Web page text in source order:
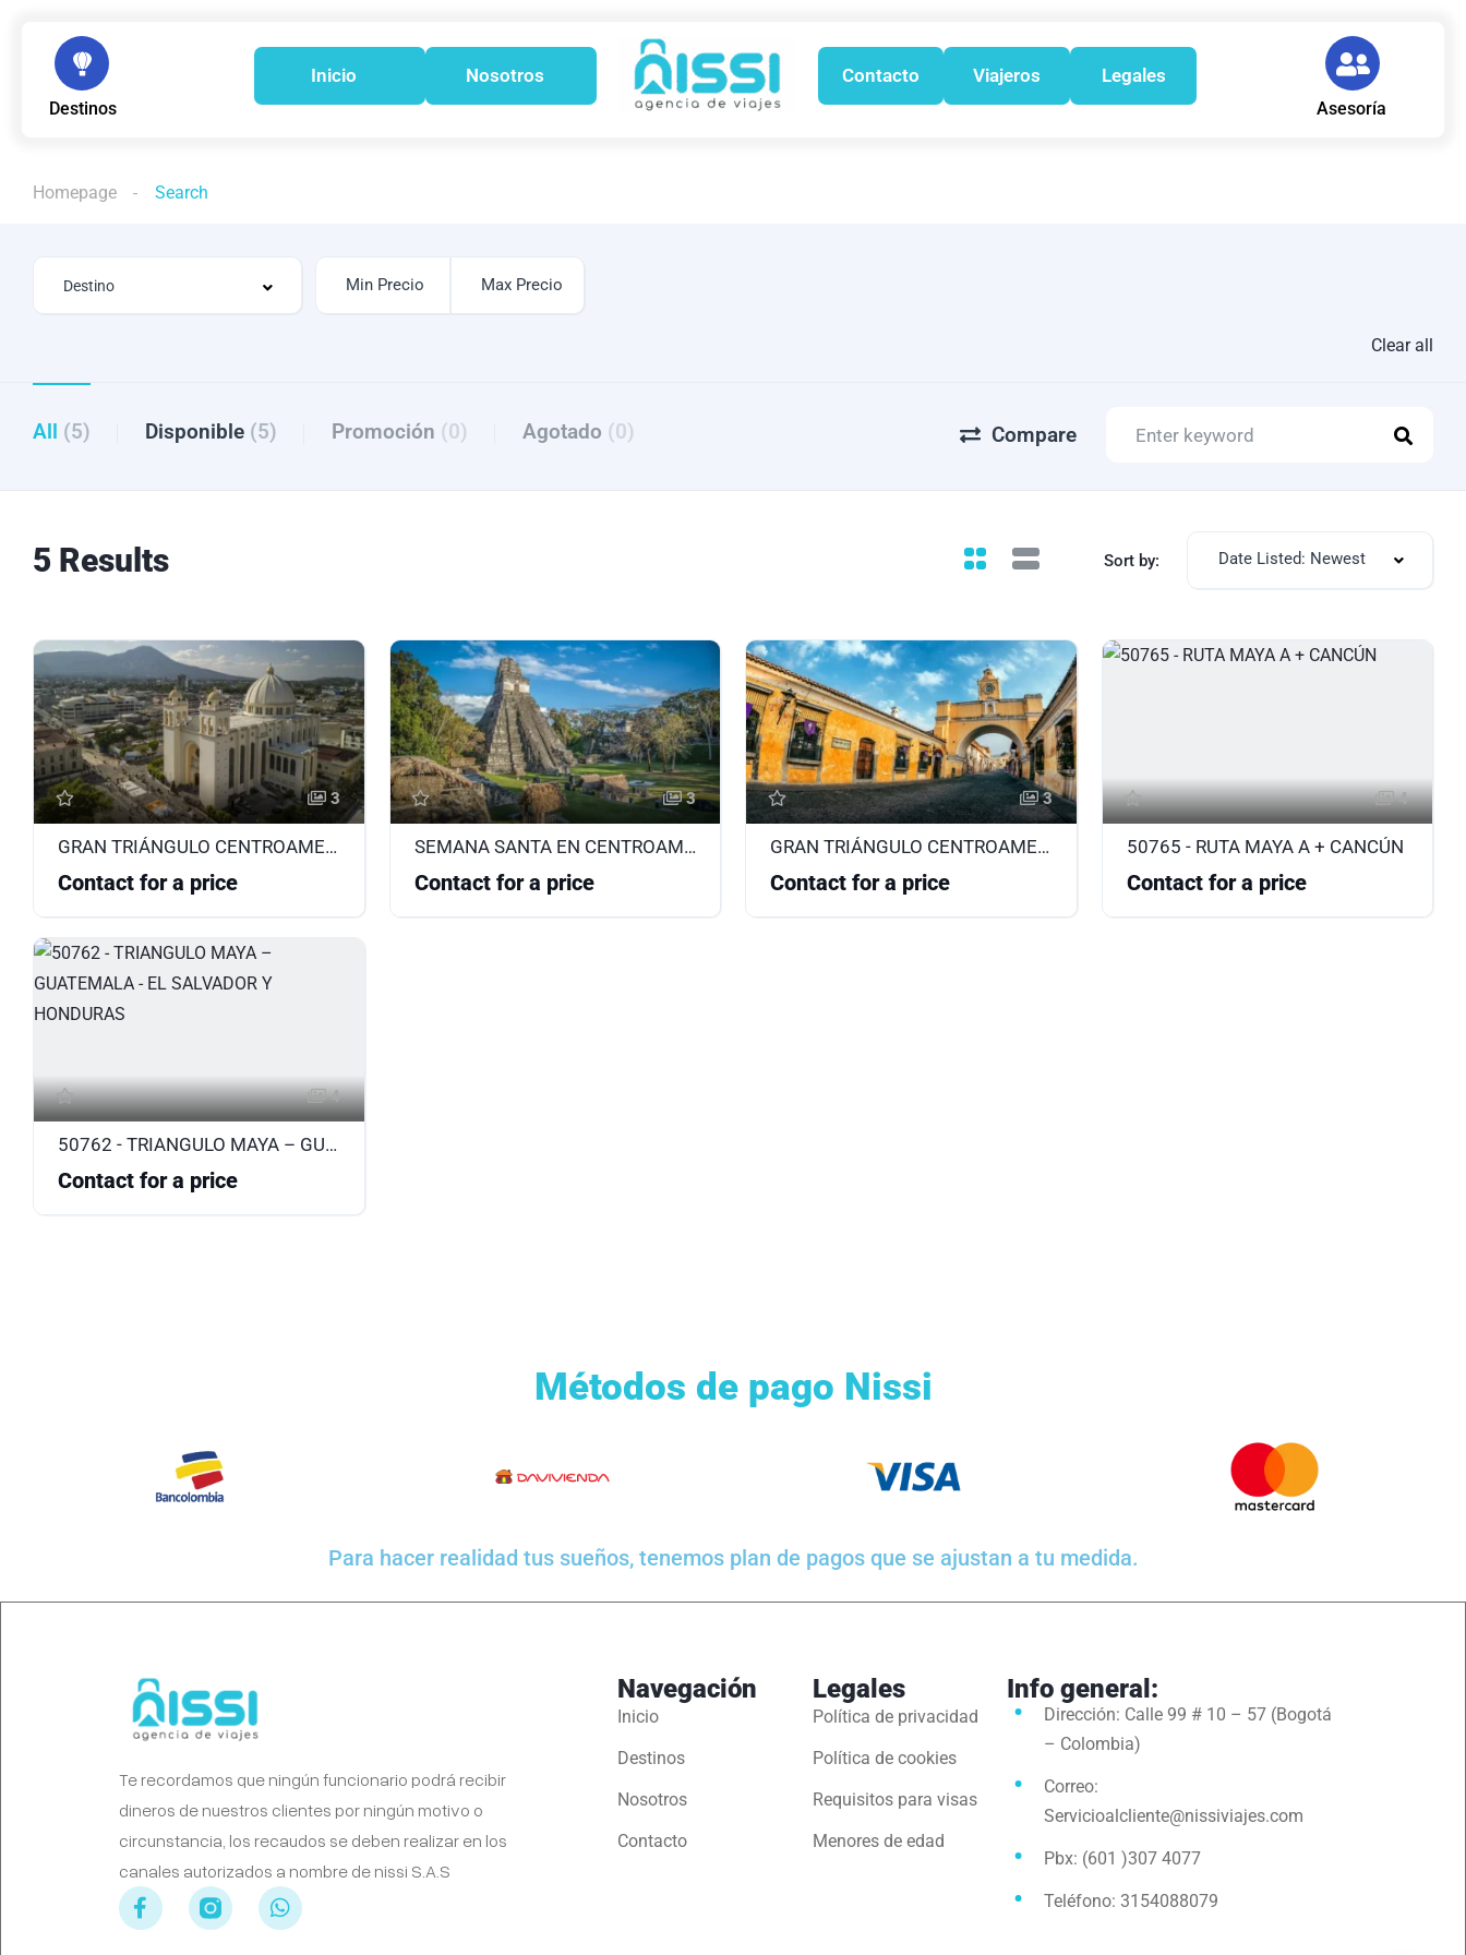
Destinos
Inicio Nosotros Contacto Viajeros Legales
Asesoría
Homepage Search
Clear all
All (5) Disponible (5) Promoción (0) Agotado (0) Compare
5 Results Sort by: Date Listed: Newest
3
GRAN TRIÁNGULO CENTROAMERICANO 2026
Contact for a price
3
SEMANA SANTA EN CENTROAMERICA
Contact for a price
3
GRAN TRIÁNGULO CENTROAMERICANO
Contact for a price
4
50765 - RUTA MAYA A + CANCÚN
Contact for a price
4
50762 - TRIANGULO MAYA – GUATEMALA - EL SALVADOR Y HONDURAS
Contact for a price
Métodos de pago Nissi
Para hacer realidad tus sueños, tenemos plan de pagos que se ajustan a tu medida.
Te recordamos que ningún funcionario podrá recibir
dineros de nuestros clientes por ningún motivo o
circunstancia, los recaudos se deben realizar en los
canales autorizados a nombre de nissi S.A.S
Navegación
Inicio
Destinos
Nosotros
Contacto
Legales
Política de privacidad
Política de cookies
Requisitos para visas
Menores de edad
Info general:
Dirección: Calle 99 # 10 – 57 (Bogotá
– Colombia)
Correo:
Servicioalcliente@nissiviajes.com
Pbx: (601 )307 4077
Teléfono: 3154088079